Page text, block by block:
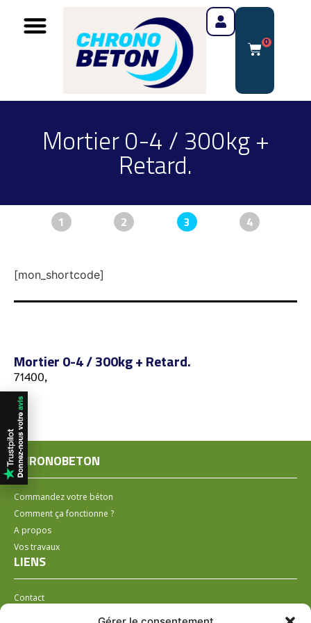
0
Mortier 0-4 / 300kg +
Retard.
1 2 3 4
[mon_shortcode]
Mortier 0-4 / 300kg + Retard.
71400,
CHRONOBETON
Commandez votre béton
Comment ça fonctionne ?
A propos
Vos travaux
LIENS
Contact